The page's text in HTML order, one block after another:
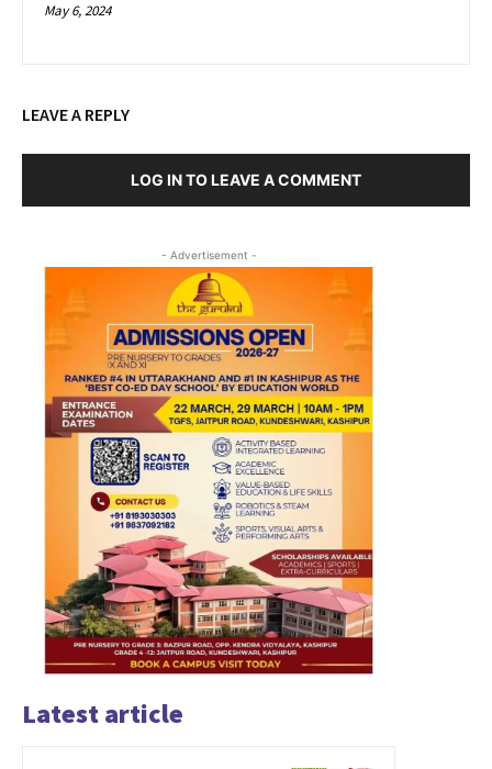
May 6, 2024
LEAVE A REPLY
LOG IN TO LEAVE A COMMENT
- Advertisement -
Latest article